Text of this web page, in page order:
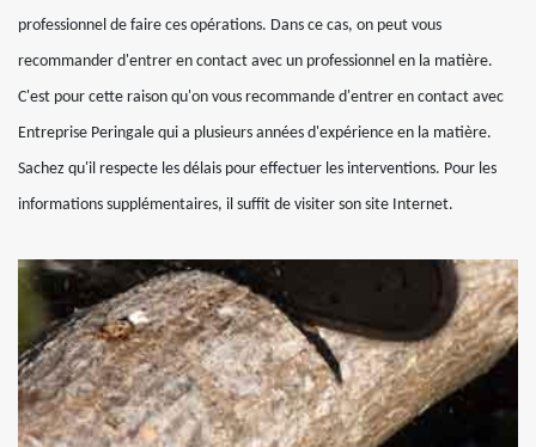
professionnel de faire ces opérations. Dans ce cas, on peut vous
recommander d'entrer en contact avec un professionnel en la matière.
C'est pour cette raison qu'on vous recommande d'entrer en contact avec
Entreprise Peringale qui a plusieurs années d'expérience en la matière.
Sachez qu'il respecte les délais pour effectuer les interventions. Pour les
informations supplémentaires, il suffit de visiter son site Internet.